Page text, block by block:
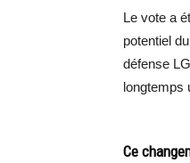
Le vote a
potentiel
défense
longtemps
Ce